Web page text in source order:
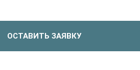
ОСТАВИТЬ ЗАЯВКУ